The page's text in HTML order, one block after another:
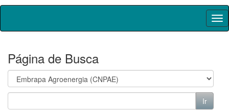
Skip
Página de Busca